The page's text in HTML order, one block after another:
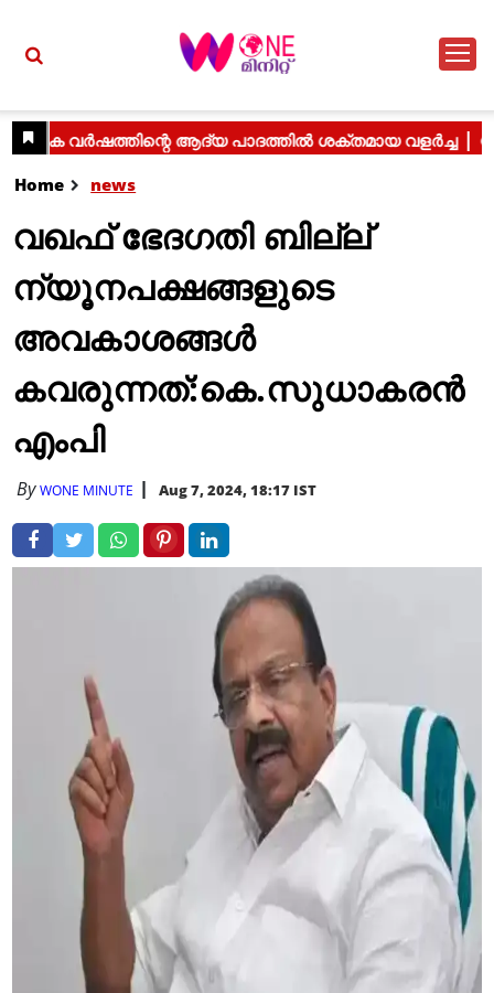
Home news
വഖഫ് ഭേദഗതി ബില്ല്
ന്യൂനപക്ഷങ്ങളുടെ
അവകാശങ്ങള്‍
കവരുന്നത്:കെ.സുധാകരന്‍
എംപി
ByWONE MINUTE Aug 7, 2024, 18:17 IST